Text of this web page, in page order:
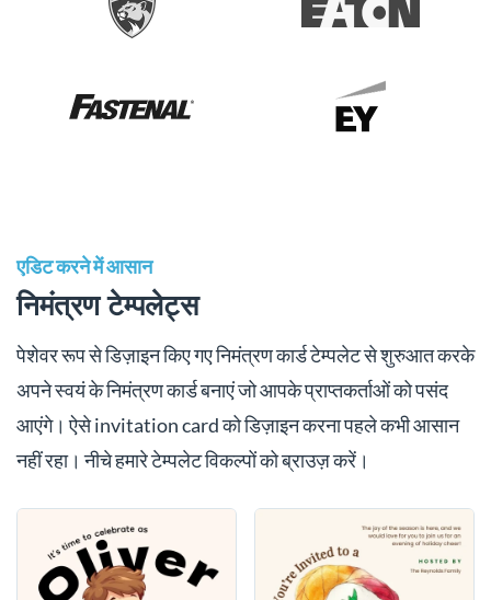
एडिट करने में आसान
निमंत्रण टेम्पलेट्स
पेशेवर रूप से डिज़ाइन किए गए निमंत्रण कार्ड टेम्पलेट से शुरुआत करके
अपने स्वयं के निमंत्रण कार्ड बनाएं जो आपके प्राप्तकर्ताओं को पसंद
आएंगे। ऐसे invitation card को डिज़ाइन करना पहले कभी आसान
नहीं रहा। नीचे हमारे टेम्पलेट विकल्पों को ब्राउज़ करें।